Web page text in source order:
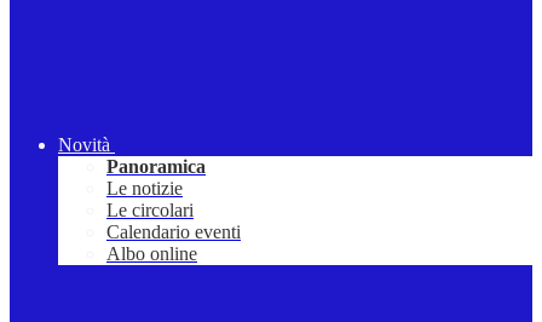
Novità
Panoramica
Le notizie
Le circolari
Calendario eventi
Albo online